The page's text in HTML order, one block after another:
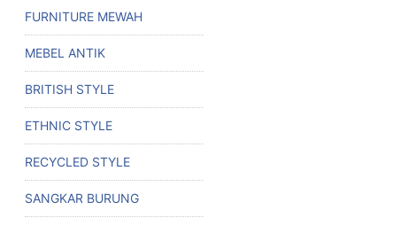
FURNITURE MEWAH
MEBEL ANTIK
BRITISH STYLE
ETHNIC STYLE
RECYCLED STYLE
SANGKAR BURUNG